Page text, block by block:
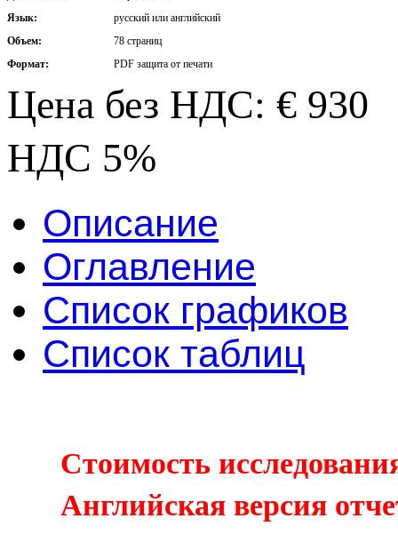
Язык:
русский или английский
Объем:
78 страниц
Формат:
PDF защита от печати
Цена без НДС: € 930
НДС 5%
Описание
Оглавление
Список графиков
Список таблиц
Стоимость
Английская версия